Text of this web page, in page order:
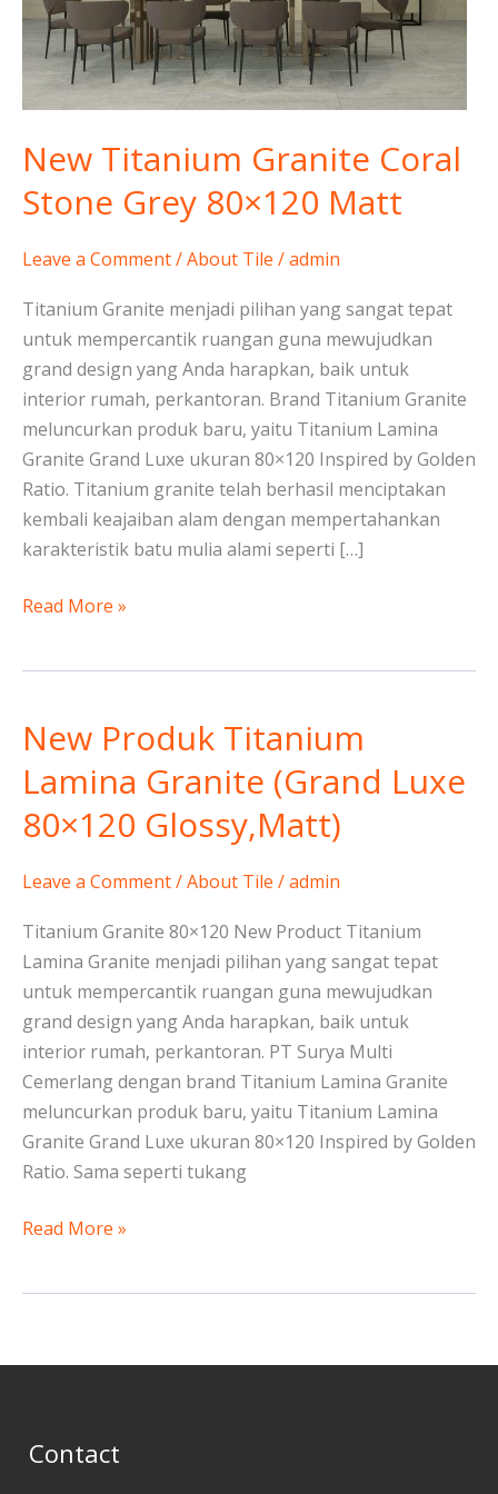
New Titanium Granite Coral
Stone Grey 80×120 Matt
Leave a Comment/About Tile /admin
Titanium Granite menjadi pilihan yang sangat tepat
untuk mempercantik ruangan guna mewujudkan
grand design yang Anda harapkan, baik untuk
interior rumah, perkantoran. Brand Titanium Granite
meluncurkan produk baru, yaitu Titanium Lamina
Granite Grand Luxe ukuran 80×120 Inspired by Golden
Ratio. Titanium granite telah berhasil menciptakan
kembali keajaiban alam dengan mempertahankan
karakteristik batu mulia alami seperti […]
Grey
80×120
Matt
Read More »
New Produk Titanium
Lamina Granite (Grand Luxe
80×120 Glossy,Matt)
Leave a Comment/About Tile /admin
Titanium Granite 80×120 New Product Titanium
Lamina Granite menjadi pilihan yang sangat tepat
untuk mempercantik ruangan guna mewujudkan
grand design yang Anda harapkan, baik untuk
interior rumah, perkantoran. PT Surya Multi
Cemerlang dengan brand Titanium Lamina Granite
meluncurkan produk baru, yaitu Titanium Lamina
Granite Grand Luxe ukuran 80×120 Inspired by Golden
Ratio. Sama seperti tukang
New
Titanium
Lamina
(Grand
80×120
Glossy,Matt)
Read More »
Contact